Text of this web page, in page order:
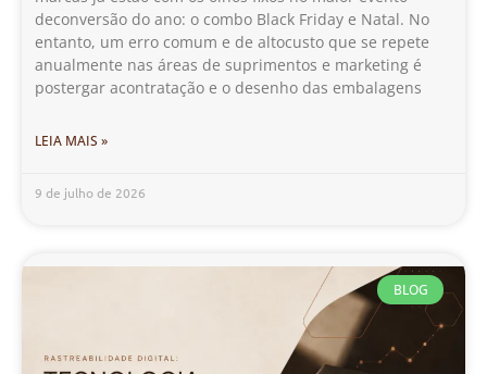
deconversão do ano: o combo Black Friday e Natal. No
entanto, um erro comum e de altocusto que se repete
anualmente nas áreas de suprimentos e marketing é
postergar acontratação e o desenho das embalagens
LEIA MAIS »
9 de julho de 2026
BLOG